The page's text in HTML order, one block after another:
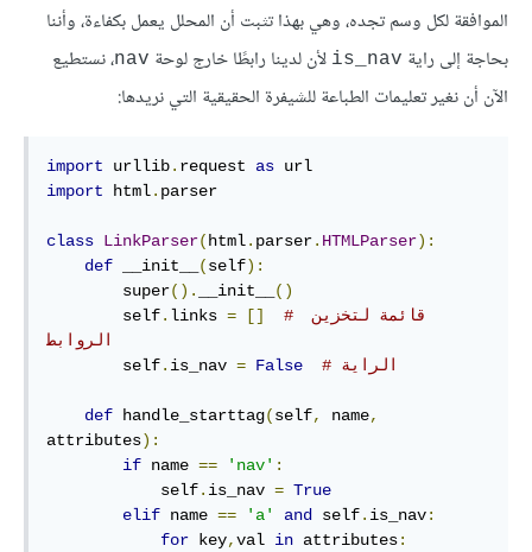
الموافقة لكل وسم تجده، وهي بهذا تثبت أن المحلل يعمل بكفاءة، وأننا
بحاجة إلى راية is_nav لأن لدينا رابطًا خارج لوحة nav، نستطيع
الآن أن نغير تعليمات الطباعة للشيفرة الحقيقية التي نريدها:
import urllib. request as
import html. parser
class LinkParser(html. parser. HTMLParser):
def __init__ (self):
        super
(). __init__
()
        self
. links = []
# قائمة لتخزين
الروابط
        self
. is_nav = False # الراية
def handle_starttag(self, name,
attributes):
if name == 'nav' :
            self
. is_nav = True
elif name == 'a' and self. is_nav:
for key,val in attributes: